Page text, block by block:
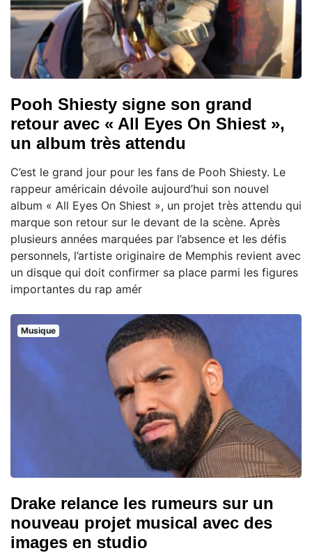
Pooh Shiesty signe son grand
retour avec « All Eyes On Shiest »,
un album très attendu
C’est le grand jour pour les fans de Pooh Shiesty. Le
rappeur américain dévoile aujourd’hui son nouvel
album « All Eyes On Shiest », un projet très attendu qui
marque son retour sur le devant de la scène. Après
plusieurs années marquées par l’absence et les défis
personnels, l’artiste originaire de Memphis revient avec
un disque qui doit confirmer sa place parmi les figures
importantes du rap amér
Musique
Drake relance les rumeurs sur un
nouveau projet musical avec des
images en studio